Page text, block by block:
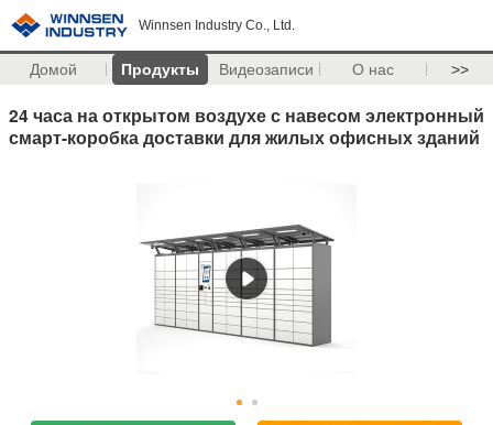
Winnsen Industry Co., Ltd.
Домой Продукты Видеозаписи О нас >>
24 часа на открытом воздухе с навесом электронный
смарт-коробка доставки для жилых офисных зданий